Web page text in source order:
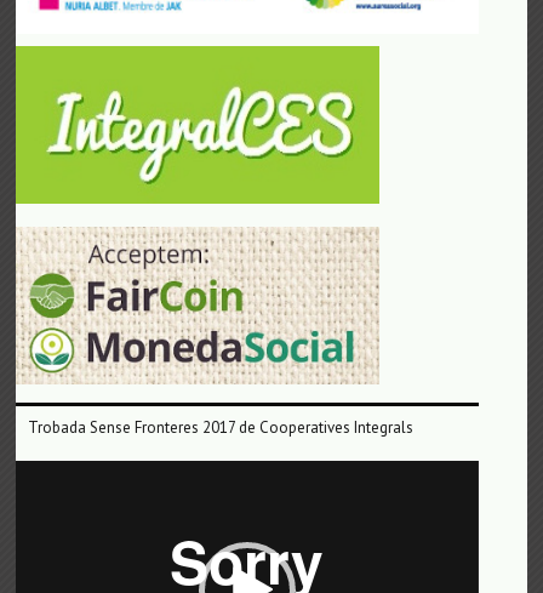
Trobada Sense Fronteres 2017 de Cooperatives Integrals